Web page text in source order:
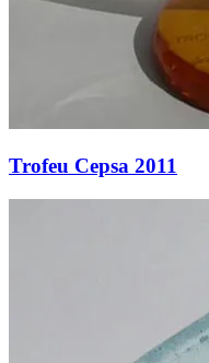
Trofeu Cepsa 2011